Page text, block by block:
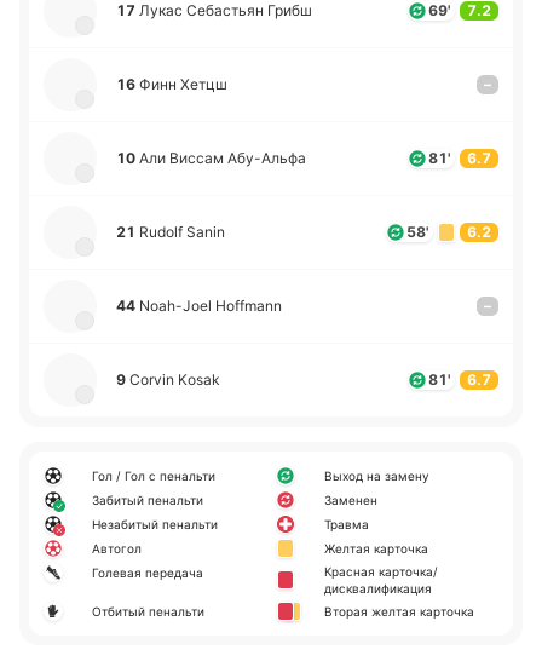
17 Лукас Се­ба­стьян Грибш 69' 7.2
16 Финн Хетцш –
10 Али Виссам Абу­-А­льфа 81' 6.7
21 Rudolf Sanin 58' 6.2
44 Noah-Joel Hoffmann –
9 Corvin Kosak 81' 6.7
Гол / Гол с пенальти
Забитый пенальти
Незабитый пенальти
Автогол
Голевая передача
Отбитый пенальти
Выход на замену
Заменен
Травма
Желтая карточка
Красная карточка/
дисквалификация
Вторая желтая карточка